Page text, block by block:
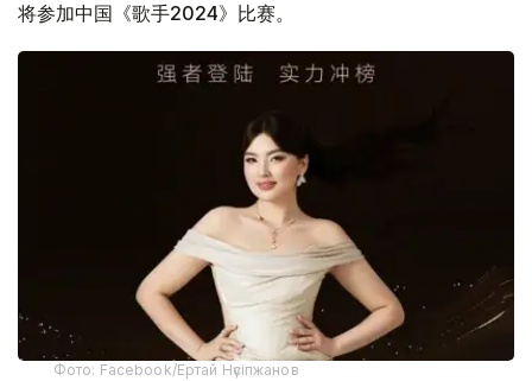
将参加中国《歌手2024》比赛。
Фото: Facebook/Ертай Нүсіпжанов